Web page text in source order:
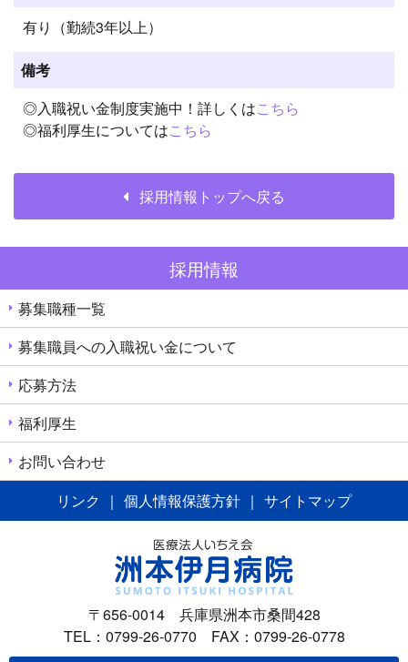
有り（勤続3年以上）
備考
◎入職祝い金制度実施中！詳しくはこちら
◎福利厚生についてはこちら
採用情報トップへ戻る
採用情報
募集職種一覧
募集職員への入職祝い金について
応募方法
福利厚生
お問い合わせ
リンク
｜ 個人情報保護方針 ｜ サイトマップ
〒656-0014 兵庫県洲本市桑間428
TEL：0799-26-0770 FAX：0799-26-0778